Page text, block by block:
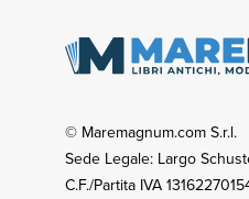
© Maremagnum.com S.r.l.
Sede Legale: Largo
C.F./Partita IVA